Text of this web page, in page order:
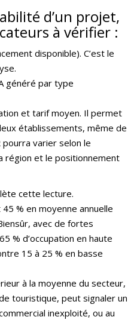
d’un projet,
à vérifier :
disponible). C’est le
généré par type
et tarif moyen. Il permet
établissements, même de
varier selon le
région et le positionnement
cette lecture.
% en moyenne annuelle
avec de fortes
% d’occupation en haute
15 à 25 % en basse
à la moyenne du secteur,
touristique, peut signaler un
inexploité, ou au